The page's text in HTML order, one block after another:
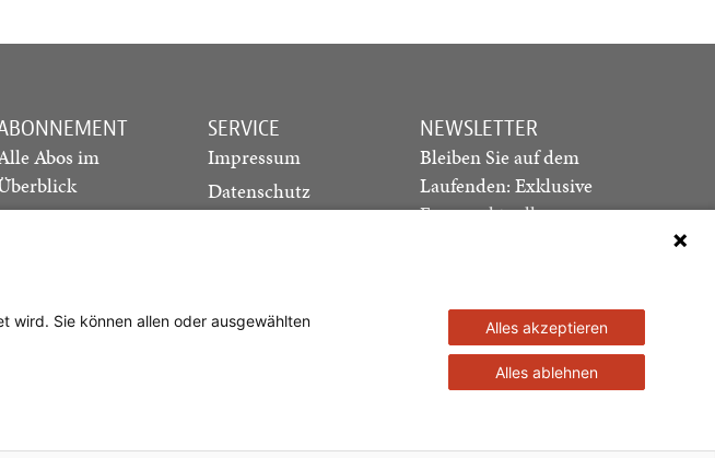
Abos im
Abo
Abo
SERVICE
Impressum
Datenschutz
NEWSLETTER
Bleiben Sie auf dem
Laufenden: Exklusive
Essays, aktuelle
Newsletter abonnieren
wird. Sie können allen oder ausgewählten
Alles akzeptieren
Alles ablehnen